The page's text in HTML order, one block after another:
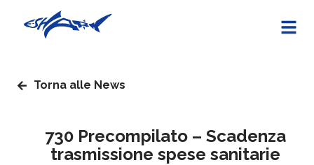
Torna alle News
730 Precompilato – Scadenza
trasmissione spese sanitarie